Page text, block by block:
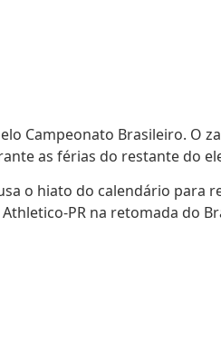
Campeonato Brasileiro. O
as férias do restante do
o hiato do calendário para
PR na retomada do